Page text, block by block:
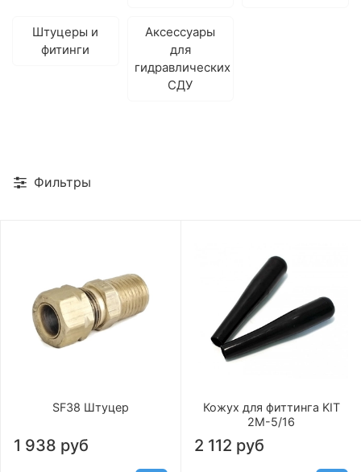
Штуцеры и
фитинги
Аксессуары
для
гидравлических
СДУ
Фильтры
SF38 Штуцер
1 938 руб
Кожух для фиттинга KIT
2M-5/16
2 112 руб